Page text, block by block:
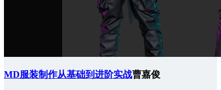
MD服装制作从基础到进阶实战曹嘉俊